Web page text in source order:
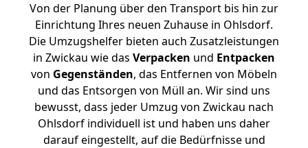
Von der Planung über den Transport bis hin zur
Einrichtung Ihres neuen Zuhause in Ohlsdorf.
Die Umzugshelfer bieten auch Zusatzleistungen
in Zwickau wie das Verpacken und Entpacken
von Gegenständen, das Entfernen von Möbeln
und das Entsorgen von Müll an. Wir sind uns
bewusst, dass jeder Umzug von Zwickau nach
Ohlsdorf individuell ist und haben uns daher
darauf eingestellt, auf die Bedürfnisse und